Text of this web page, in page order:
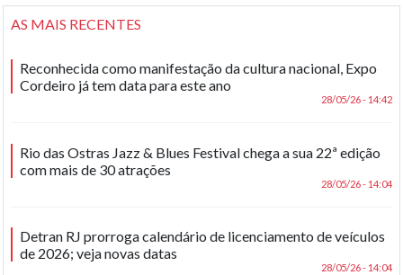
AS MAIS RECENTES
Reconhecida como manifestação da cultura nacional, Expo
Cordeiro já tem data para este ano
28/05/26 - 14:42
Rio das Ostras Jazz & Blues Festival chega a sua 22ª edição
com mais de 30 atrações
28/05/26 - 14:04
Detran RJ prorroga calendário de licenciamento de veículos
de 2026; veja novas datas
28/05/26 - 14:04